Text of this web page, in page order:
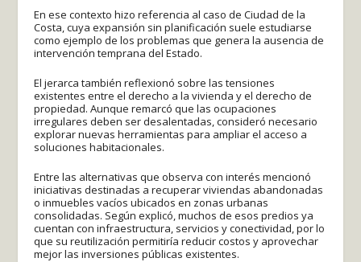
En ese contexto hizo referencia al caso de Ciudad de la
Costa, cuya expansión sin planificación suele estudiarse
como ejemplo de los problemas que genera la ausencia de
intervención temprana del Estado.
El jerarca también reflexionó sobre las tensiones
existentes entre el derecho a la vivienda y el derecho de
propiedad. Aunque remarcó que las ocupaciones
irregulares deben ser desalentadas, consideró necesario
explorar nuevas herramientas para ampliar el acceso a
soluciones habitacionales.
Entre las alternativas que observa con interés mencionó
iniciativas destinadas a recuperar viviendas abandonadas
o inmuebles vacíos ubicados en zonas urbanas
consolidadas. Según explicó, muchos de esos predios ya
cuentan con infraestructura, servicios y conectividad, por lo
que su reutilización permitiría reducir costos y aprovechar
mejor las inversiones públicas existentes.